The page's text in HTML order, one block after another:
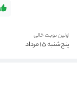
اولین نوبت خالی
پنج‌شنبه 15 مرداد